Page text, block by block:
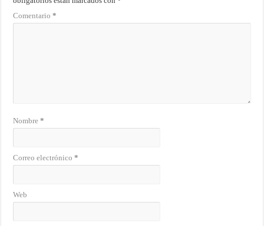
Comentario*
Nombre*
Correo electrónico*
Web